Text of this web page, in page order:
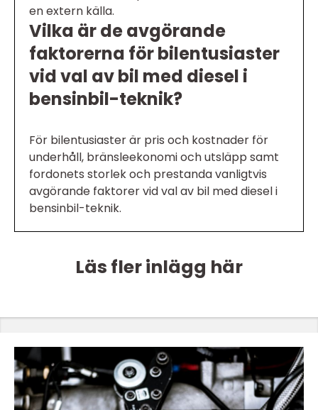
en extern källa.
Vilka är de avgörande
faktorerna för bilentusiaster
vid val av bil med diesel i
bensinbil-teknik?
För bilentusiaster är pris och kostnader för
underhåll, bränsleekonomi och utsläpp samt
fordonets storlek och prestanda vanligtvis
avgörande faktorer vid val av bil med diesel i
bensinbil-teknik.
Läs fler inlägg här